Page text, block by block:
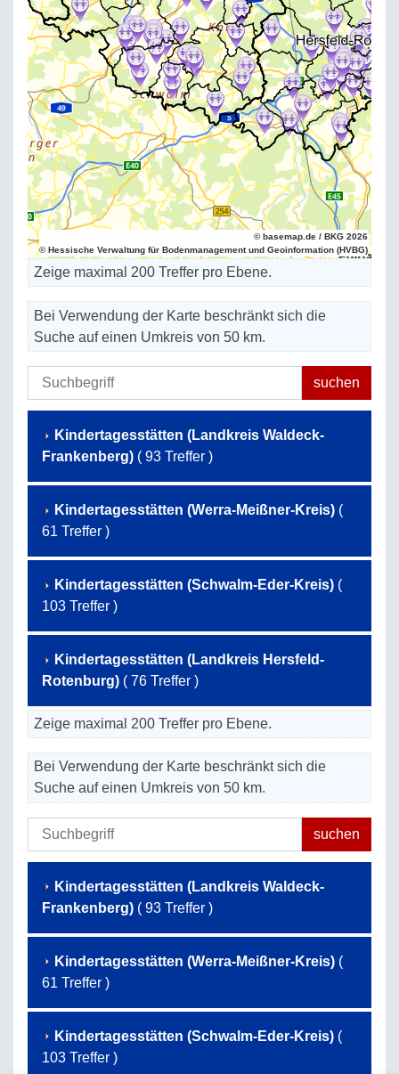
© basemap.de / BKG 2026
© Hessische Verwaltung für Bodenmanagement und Geoinformation (HVBG)
Zeige maximal 200 Treffer pro Ebene.
Bei Verwendung der Karte beschränkt sich die
Suche auf einen Umkreis von 50 km.
Kindertagesstätten (Landkreis Waldeck-
Frankenberg) ( 93 Treffer )
Kindertagesstätten (Werra-Meißner-Kreis) (
61 Treffer )
Kindertagesstätten (Schwalm-Eder-Kreis) (
103 Treffer )
Kindertagesstätten (Landkreis Hersfeld-
Rotenburg) ( 76 Treffer )
Zeige maximal 200 Treffer pro Ebene.
Bei Verwendung der Karte beschränkt sich die
Suche auf einen Umkreis von 50 km.
Kindertagesstätten (Landkreis Waldeck-
Frankenberg) ( 93 Treffer )
Kindertagesstätten (Werra-Meißner-Kreis) (
61 Treffer )
Kindertagesstätten (Schwalm-Eder-Kreis) (
103 Treffer )